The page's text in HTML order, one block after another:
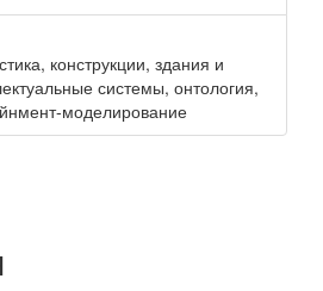
конструкции, здания и
системы, онтология,
моделирование